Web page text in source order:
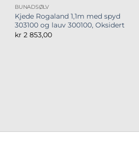
BUNADSØLV
Kjede Rogaland 1,1m med spyd
303100 og lauv 300100, Oksidert
kr 2 853,00